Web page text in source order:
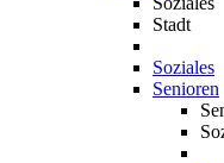
Stadt
Soziales
Senioren